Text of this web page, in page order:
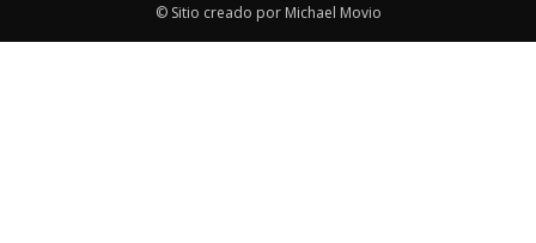
© Sitio creado por Michael Movio